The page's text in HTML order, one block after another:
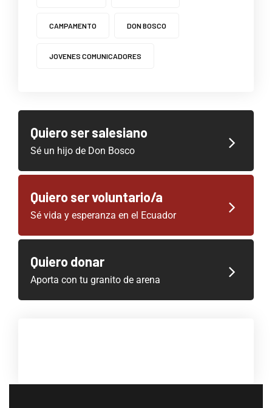
CAMPAMENTO DON BOSCO
JOVENES COMUNICADORES
Quiero ser salesiano
Sé un hijo de Don Bosco
Quiero ser voluntario/a
Sé vida y esperanza en el Ecuador
Quiero donar
Aporta con tu granito de arena